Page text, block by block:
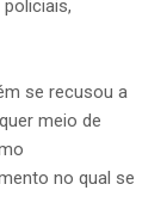
se recusou a
meio de
no qual se